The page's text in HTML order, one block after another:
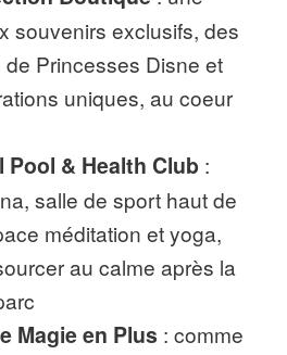
souvenirs exclusifs, des
Princesses Disne et
uniques, au coeur
Pool & Health Club:
salle de sport haut de
méditation et yoga,
au calme après la
Magie en Plus : comme